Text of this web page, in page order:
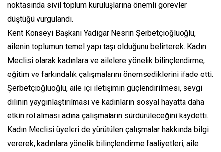
noktasında sivil toplum kuruluşlarına önemli görevler
düştüğü vurgulandı.
Kent Konseyi Başkanı Yadigar Nesrin Şerbetçioğluoğlu,
ailenin toplumun temel yapı taşı olduğunu belirterek, Kadın
Meclisi olarak kadınlara ve ailelere yönelik bilinçlendirme,
eğitim ve farkındalık çalışmalarını önemsediklerini ifade etti.
Şerbetçioğluoğlu, aile içi iletişimin güçlendirilmesi, sevgi
dilinin yaygınlaştırılması ve kadınların sosyal hayatta daha
etkin rol alması adına çalışmaların sürdürüleceğini kaydetti.
Kadın Meclisi üyeleri de yürütülen çalışmalar hakkında bilgi
vererek, kadınlara yönelik bilinçlendirme faaliyetleri, aile